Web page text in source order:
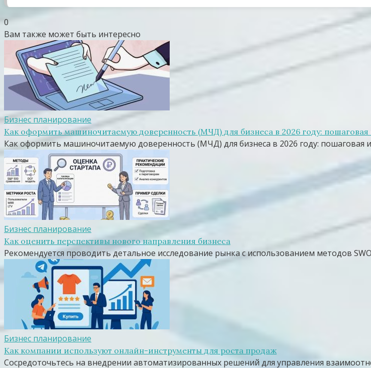
0
Вам также может быть интересно
Бизнес планирование
Как оформить машиночитаемую доверенность (МЧД) для бизнеса в 2026 году: пошаговая
Как оформить машиночитаемую доверенность (МЧД) для бизнеса в 2026 году: пошаговая
Бизнес планирование
Как оценить перспективы нового направления бизнеса
Рекомендуется проводить детальное исследование рынка с использованием методов
Бизнес планирование
Как компании используют онлайн-инструменты для роста продаж
Сосредоточьтесь на внедрении автоматизированных решений для управления